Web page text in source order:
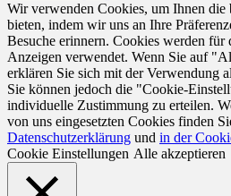
Wir verwenden Cookies, um Ihnen die
bieten, indem wir uns an Ihre
Besuche erinnern. Cookies werden für
Anzeigen verwendet. Wenn Sie auf
erklären Sie sich mit der Verwendung
Sie können jedoch die "Cookie-
individuelle Zustimmung zu erteilen.
von uns eingesetzten Cookies finden
Datenschutzerklärung und in der
Cookie Einstellungen Alle akzeptieren